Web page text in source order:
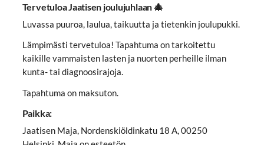
Tervetuloa Jaatisen joulujuhlaan 🎄
Luvassa puuroa, laulua, taikuutta ja tietenkin joulupukki.
Lämpimästi tervetuloa! Tapahtuma on tarkoitettu
kaikille vammaisten lasten ja nuorten perheille ilman
kunta- tai diagnoosirajoja.
Tapahtuma on maksuton.
Paikka:
Jaatisen Maja, Nordenskiöldinkatu 18 A, 00250